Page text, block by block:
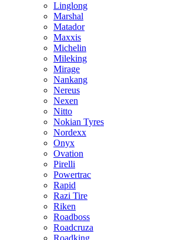
Linglong
Marshal
Matador
Maxxis
Michelin
Mileking
Mirage
Nankang
Nereus
Nexen
Nitto
Nokian Tyres
Nordexx
Onyx
Ovation
Pirelli
Powertrac
Rapid
Razi Tire
Riken
Roadboss
Roadcruza
Roadking